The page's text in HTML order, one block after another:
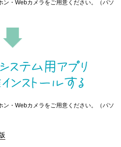
・Webカメラをご用意ください。（パソ
・Webカメラをご用意ください。（パソ